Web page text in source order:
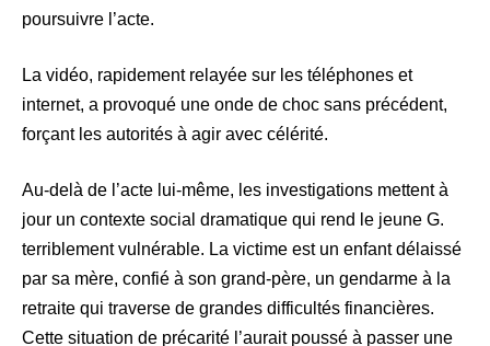
poursuivre l’acte.
La vidéo, rapidement relayée sur les téléphones et
internet, a provoqué une onde de choc sans précédent,
forçant les autorités à agir avec célérité.
Au-delà de l’acte lui-même, les investigations mettent à
jour un contexte social dramatique qui rend le jeune G.
terriblement vulnérable. La victime est un enfant délaissé
par sa mère, confié à son grand-père, un gendarme à la
retraite qui traverse de grandes difficultés financières.
Cette situation de précarité l’aurait poussé à passer une